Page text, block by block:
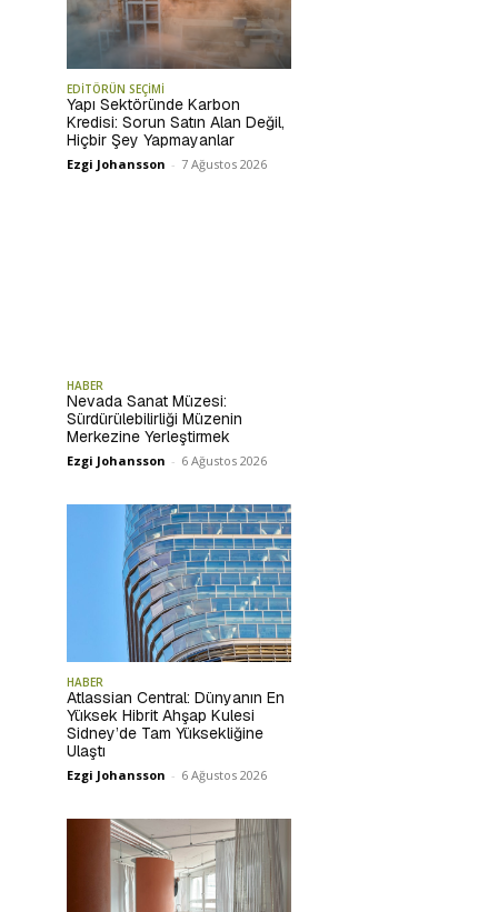
EDİTÖRÜN SEÇİMİ
Yapı Sektöründe Karbon
Kredisi: Sorun Satın Alan Değil,
Hiçbir Şey Yapmayanlar
Ezgi Johansson - 7 Ağustos 2026
HABER
Nevada Sanat Müzesi:
Sürdürülebilirliği Müzenin
Merkezine Yerleştirmek
Ezgi Johansson - 6 Ağustos 2026
HABER
Atlassian Central: Dünyanın En
Yüksek Hibrit Ahşap Kulesi
Sidney’de Tam Yüksekliğine
Ulaştı
Ezgi Johansson - 6 Ağustos 2026